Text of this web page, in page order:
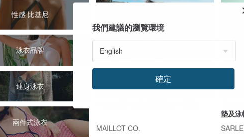
性感 比基尼
泳衣品牌
連身泳衣
兩件式泳衣
MAILLOT CO.
【
墊及泳
我們建議的瀏覽環境
確定